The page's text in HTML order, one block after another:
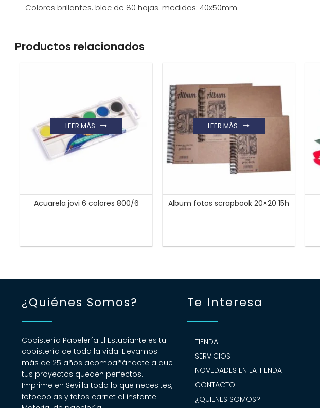
Colores brillantes. bloc de 80 hojas. medidas: 40x50mm
Productos relacionados
Acuarela jovi 6 colores 800/6
LEER MÁS
Album fotos scrapbook 20×20 15h
LEER MÁS
¿Quiénes Somos?
Copistería Papelería El Estudiante es tu
copistería de toda la vida. Llevamos
más de 25 años acompañándote a que
tus proyectos queden perfectos.
Imprime en Sevilla todo lo que necesites,
fotocopias y fotos carnet al instante.
Te Interesa
TIENDA
SERVICIOS
NOVEDADES EN LA TIENDA
CONTACTO
¿QUIENES SOMOS?